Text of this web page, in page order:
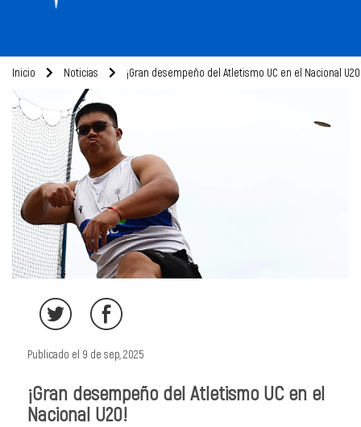
Inicio Noticias ¡Gran desempeño del Atletismo UC en el Nacional
Publicado el 9 de sep, 2025
¡Gran desempeño del Atletismo UC en el
Nacional U20!